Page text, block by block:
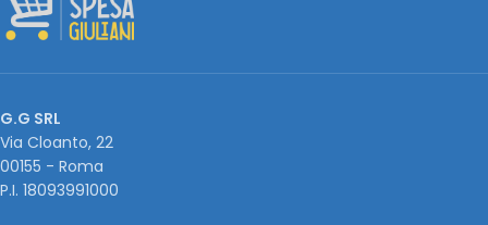
G.G SRL
Via Cloanto, 22
00155 - Roma
P.I. ‭18093991000